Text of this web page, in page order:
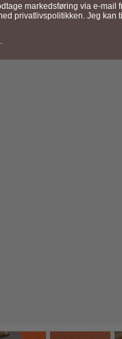
markedsføring via e-mail
privatlivspolitikken. Jeg kan